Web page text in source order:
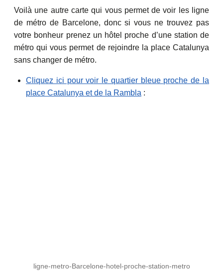
Voilà une autre carte qui vous permet de voir les ligne
de métro de Barcelone, donc si vous ne trouvez pas
votre bonheur prenez un hôtel proche d’une station de
métro qui vous permet de rejoindre la place Catalunya
sans changer de métro.
Cliquez ici pour voir le quartier bleue proche de la
place Catalunya et de la Rambla :
ligne-metro-Barcelone-hotel-proche-station-metro